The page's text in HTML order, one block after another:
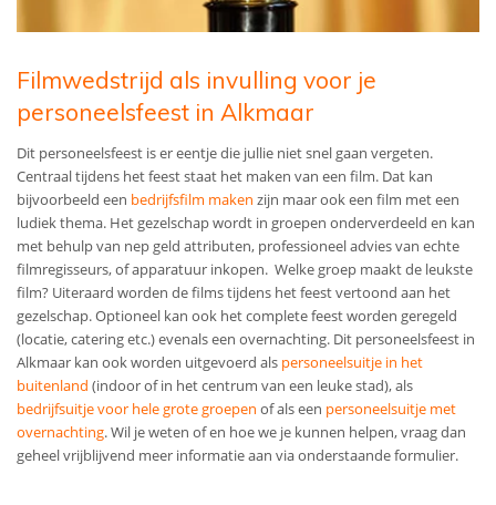
Filmwedstrijd als invulling voor je
personeelsfeest in Alkmaar
Dit personeelsfeest is er eentje die jullie niet snel gaan vergeten.
Centraal tijdens het feest staat het maken van een film. Dat kan
bijvoorbeeld een bedrijfsfilm maken zijn maar ook een film met een
ludiek thema. Het gezelschap wordt in groepen onderverdeeld en kan
met behulp van nep geld attributen, professioneel advies van echte
filmregisseurs, of apparatuur inkopen. Welke groep maakt de leukste
film? Uiteraard worden de films tijdens het feest vertoond aan het
gezelschap. Optioneel kan ook het complete feest worden geregeld
(locatie, catering etc.) evenals een overnachting. Dit personeelsfeest in
Alkmaar kan ook worden uitgevoerd als personeelsuitje in het
buitenland (indoor of in het centrum van een leuke stad), als
bedrijfsuitje voor hele grote groepen of als een personeelsuitje met
overnachting.Wil je weten of en hoe we je kunnen helpen, vraag dan
geheel vrijblijvend meer informatie aan via onderstaande formulier.